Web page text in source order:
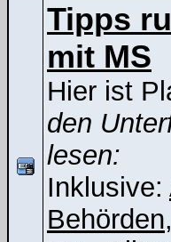
Tipps
mit MS
Hier ist
den
lesen:
Inklusive: